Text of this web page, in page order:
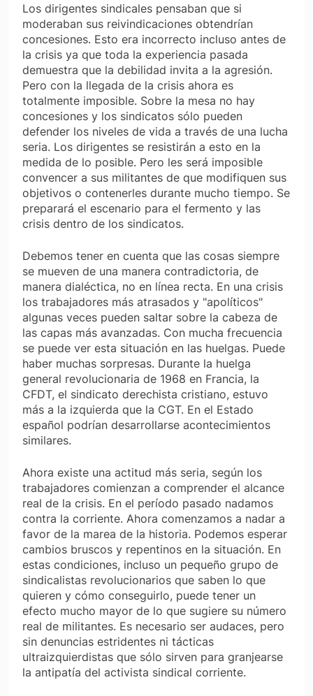
Los dirigentes sindicales pensaban que si
moderaban sus reivindicaciones obtendrían
concesiones. Esto era incorrecto incluso antes de
la crisis ya que toda la experiencia pasada
demuestra que la debilidad invita a la agresión.
Pero con la llegada de la crisis ahora es
totalmente imposible. Sobre la mesa no hay
concesiones y los sindicatos sólo pueden
defender los niveles de vida a través de una lucha
seria. Los dirigentes se resistirán a esto en la
medida de lo posible. Pero les será imposible
convencer a sus militantes de que modifiquen sus
objetivos o contenerles durante mucho tiempo. Se
preparará el escenario para el fermento y las
crisis dentro de los sindicatos.
Debemos tener en cuenta que las cosas siempre
se mueven de una manera contradictoria, de
manera dialéctica, no en línea recta. En una crisis
los trabajadores más atrasados y "apolíticos"
algunas veces pueden saltar sobre la cabeza de
las capas más avanzadas. Con mucha frecuencia
se puede ver esta situación en las huelgas. Puede
haber muchas sorpresas. Durante la huelga
general revolucionaria de 1968 en Francia, la
CFDT, el sindicato derechista cristiano, estuvo
más a la izquierda que la CGT. En el Estado
español podrían desarrollarse acontecimientos
similares.
Ahora existe una actitud más seria, según los
trabajadores comienzan a comprender el alcance
real de la crisis. En el período pasado nadamos
contra la corriente. Ahora comenzamos a nadar a
favor de la marea de la historia. Podemos esperar
cambios bruscos y repentinos en la situación. En
estas condiciones, incluso un pequeño grupo de
sindicalistas revolucionarios que saben lo que
quieren y cómo conseguirlo, puede tener un
efecto mucho mayor de lo que sugiere su número
real de militantes. Es necesario ser audaces, pero
sin denuncias estridentes ni tácticas
ultraizquierdistas que sólo sirven para granjearse
la antipatía del activista sindical corriente.